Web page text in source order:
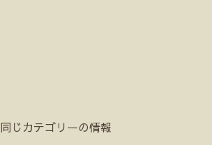
同じカテゴリーの情報